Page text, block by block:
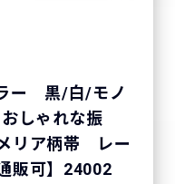
ー 黒/白/モノ
しゃれな振
リア柄帯 レー
販可】24002